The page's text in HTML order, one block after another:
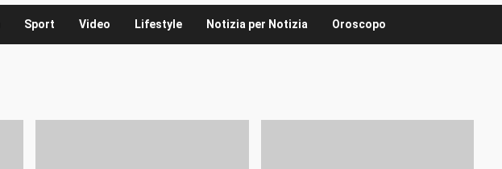
Sport Video Lifestyle Notizia per Notizia Oroscopo